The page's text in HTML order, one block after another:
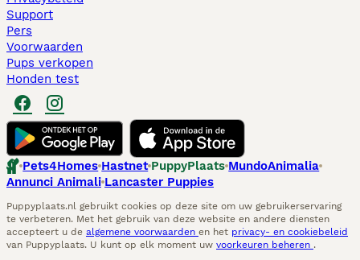
Support
Pers
Voorwaarden
Pups verkopen
Honden test
Pets4Homes Hastnet PuppyPlaats MundoAnimalia
Annunci Animali Lancaster Puppies
Puppyplaats.nl gebruikt cookies op deze site om uw gebruikerservaring
te verbeteren. Met het gebruik van deze website en andere diensten
accepteert u de algemene voorwaarden en het privacy- en cookiebeleid
van Puppyplaats. U kunt op elk moment uw voorkeuren beheren .